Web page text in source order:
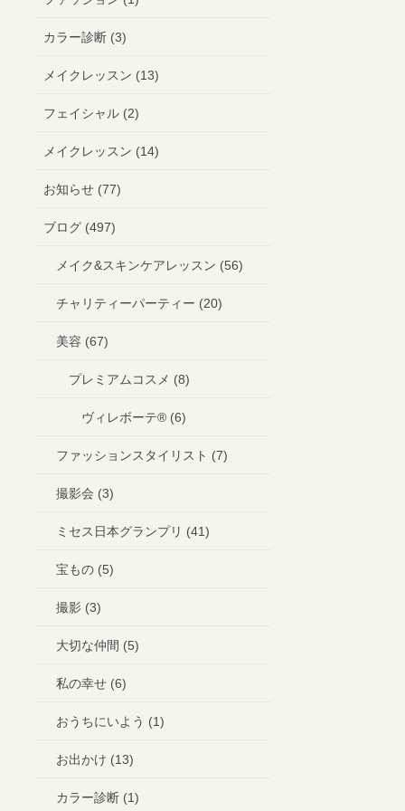
カラー診断 (3)
メイクレッスン (13)
フェイシャル (2)
メイクレッスン (14)
お知らせ (77)
ブログ (497)
メイク&スキンケアレッスン (56)
チャリティーパーティー (20)
美容 (67)
プレミアムコスメ (8)
ヴィレボーテ®︎ (6)
ファッションスタイリスト (7)
撮影会 (3)
ミセス日本グランプリ (41)
宝もの (5)
撮影 (3)
大切な仲間 (5)
私の幸せ (6)
おうちにいよう (1)
お出かけ (13)
カラー診断 (1)